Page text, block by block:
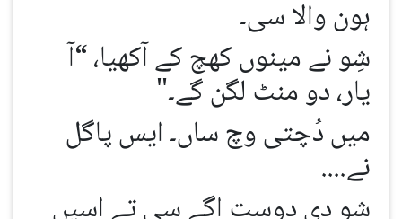
ہون والا سی۔
شِو نے مینوں کھچ کے آکھیا، “آ
یار، دو منٹ لگن گے۔"
میں دُچتی وچ ساں۔ ایس پاگل
نے....